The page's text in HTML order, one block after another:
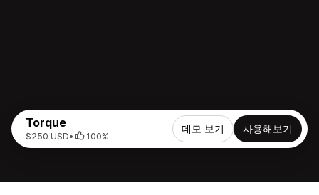
Torque
$250 USD• 100%
데모 보기 사용해보기